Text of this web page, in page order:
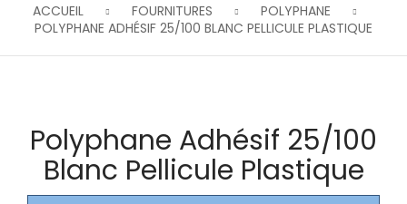
ACCUEIL FOURNITURES
POLYPHANE
POLYPHANE ADHÉSIF 25/100 BLANC PELLICULE PLASTIQUE
Polyphane Adhésif 25/100
Blanc Pellicule Plastique